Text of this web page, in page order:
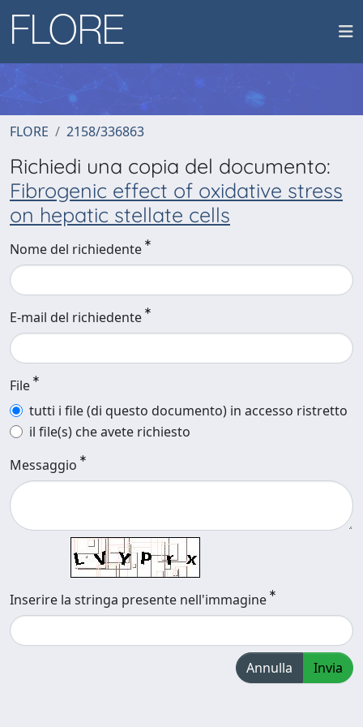
FLORE 2158/336863
Richiedi una copia del documento:
Fibrogenic effect of oxidative stress
on hepatic stellate cells
Nome del richiedente
E-mail del richiedente
File
tutti i file (di questo documento) in accesso ristretto
il file(s) che avete richiesto
Messaggio
Inserire la stringa presente nell'immagine
Annulla Invia